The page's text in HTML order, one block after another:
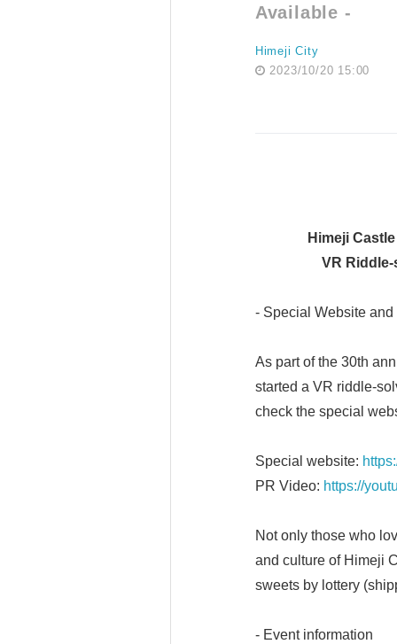
Available -
Himeji City
2023/10/20 15:00
Himeji
VR
- Special Website
As part of the 30th
started a VR riddle-
check the special
Special website:
PR Video: https://
Not only those who
and culture of Himeji
sweets by lottery
- Event information